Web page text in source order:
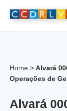
Home > Alvará
Operações de
Alvará